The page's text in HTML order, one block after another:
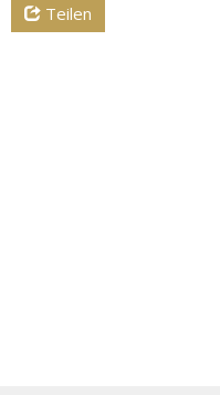
Teilen